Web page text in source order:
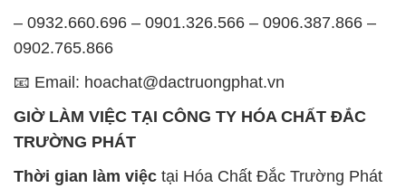
– 0932.660.696 – 0901.326.566 – 0906.387.866 –
0902.765.866
📧 Email: hoachat@dactruongphat.vn
GIỜ LÀM VIỆC TẠI CÔNG TY HÓA CHẤT ĐẮC
TRƯỜNG PHÁT
Thời gian làm việc tại Hóa Chất Đắc Trường Phát